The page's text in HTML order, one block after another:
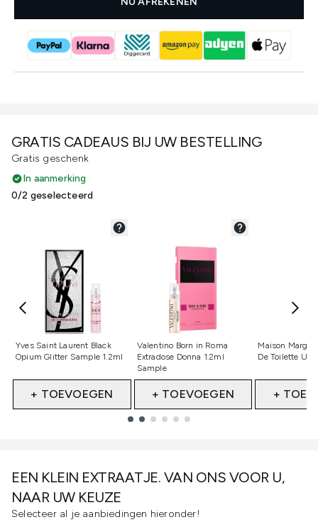
GRATIS CADEAUS BIJ UW BESTELLING
Gratis geschenk
In aanmerking
0/2 geselecteerd
Yves Saint Laurent Black
Opium Glitter Sample 1.2ml
Niet geselecteerd
+ TOEVOEGEN
Valentino Born in Roma
Extradose Donna 1.2ml
Sample
Niet geselecteerd
+ TOEVOEGEN
Maison
De Toilette Up
Niet
+
EEN KLEIN EXTRAATJE. VAN ONS VOOR U,
NAAR UW KEUZE
Selecteer al je aanbiedingen hieronder!